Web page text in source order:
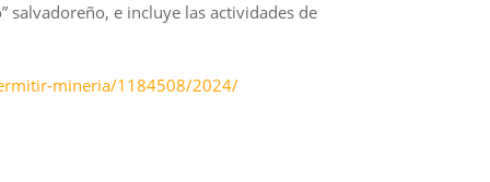
e incluye las actividades de
mineria/1184508/2024/